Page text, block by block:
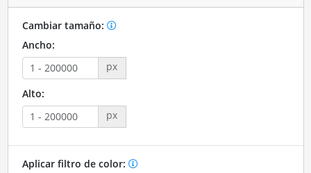
Cambiar tamaño:
Ancho:
px
Alto:
px
Aplicar filtro de color: